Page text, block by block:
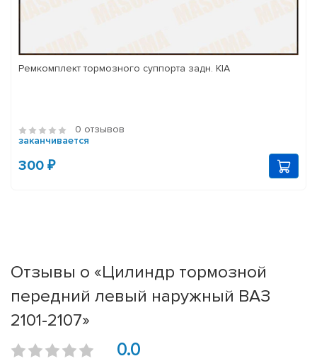
Ремкомплект тормозного суппорта задн. KIA
0 отзывов
заканчивается
300 ₽
Отзывы о «Цилиндр тормозной
передний левый наружный ВАЗ
2101-2107»
0.0